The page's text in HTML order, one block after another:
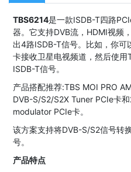
TBS6214是一款ISDB-T四路
器。它支持DVB流，HDMI视频
出4路ISDB-T信号。比如，你
卡接收卫星电视频道，然后使
ISDB-T信号。
产品搭配推荐:TBS MOI PRO
DVB-S/S2/S2X Tuner PCIe卡
modulator PCIe卡。
该方案支持将DVB-S/S2信号转
号。
产品特点